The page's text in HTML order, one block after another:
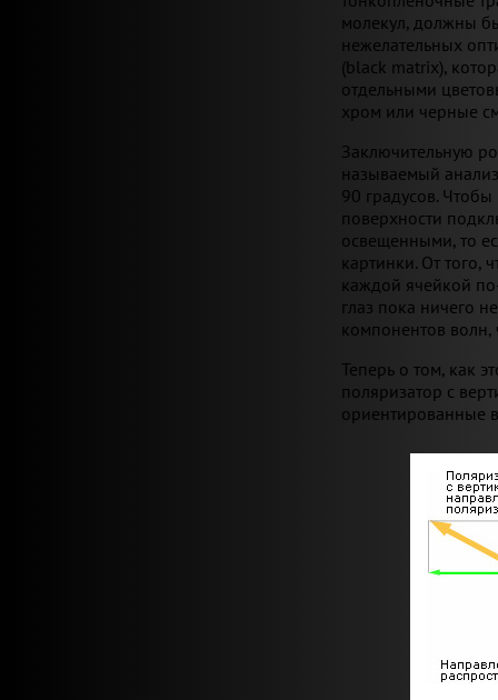
молекул, должны
нежелательных
(black matrix),
отдельными
хром или черные
Заключительную
называемый
90 градусов.
поверхности
освещенными, то
картинки. От того,
каждой ячейкой
глаз пока ничего
компонентов волн,
Теперь о том, как
поляризатор с
ориентированные